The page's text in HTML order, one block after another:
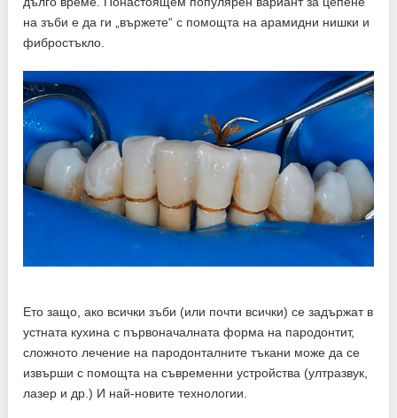
на зъби е да ги „вържете“ с помощта на арамидни нишки и
фибростъкло.
Ето защо, ако всички зъби (или почти всички) се задържат в
устната кухина с първоначалната форма на пародонтит,
сложното лечение на пародонталните тъкани може да се
извърши с помощта на съвременни устройства (ултразвук,
лазер и др.) И най-новите технологии.